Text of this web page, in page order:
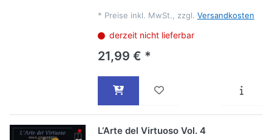
* Preise inkl. MwSt., zzgl. Versandkosten
derzeit nicht lieferbar
21,99 € *
L‘Arte del Virtuoso Vol. 4